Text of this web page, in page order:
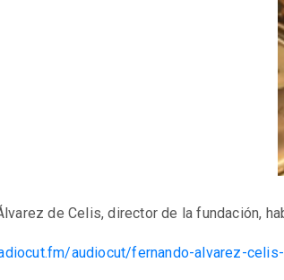
de Celis, director de la fundación,
audiocut/fernando-alvarez-